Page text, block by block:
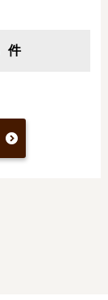
件